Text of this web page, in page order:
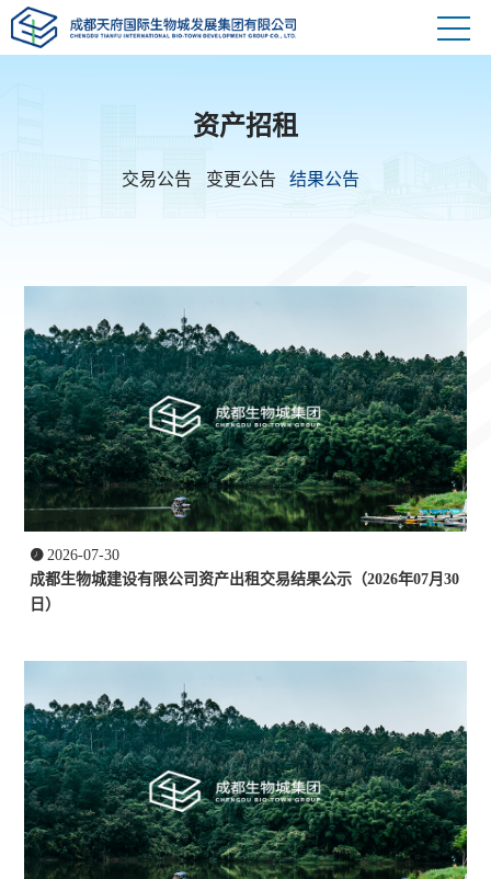
资产招租
交易公告 变更公告 结果公告
 2026-07-30
成都生物城建设有限公司资产出租交易结果公示（2026年07月30
日）